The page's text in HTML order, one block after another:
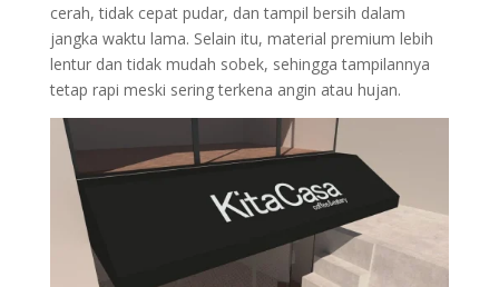
cerah, tidak cepat pudar, dan tampil bersih dalam
jangka waktu lama. Selain itu, material premium lebih
lentur dan tidak mudah sobek, sehingga tampilannya
tetap rapi meski sering terkena angin atau hujan.